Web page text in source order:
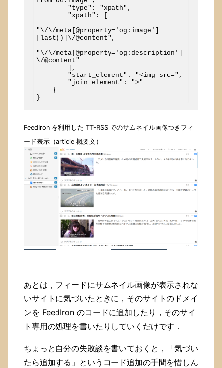
"\/\/meta[@property='og:image']
[last()]\/@content",
"\/\/meta[@property='og:description']
\/@content"
FeedIron を利用した TT-RSS でのサムネイル画像つきフィ
ード表示（article 概要文）
あとは，フィードにサムネイル画像が表示されな
いサイトに気づいたときに，そのサイトのドメイ
ンを FeedIron のコードに追加したり，そのサイ
ト専用の処理を書いたりしていくだけです．
ちょっと自分の失敗談を書いておくと，「気づい
たら追加する」というコード追加の手間を惜しん